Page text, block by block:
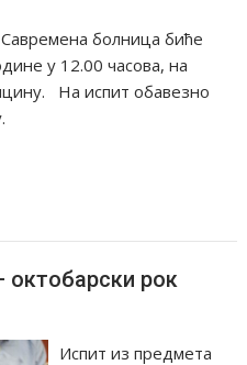
болница биће
у 12.00 часова, на
На испит обавезно
октобарски рок
Испит из предмета